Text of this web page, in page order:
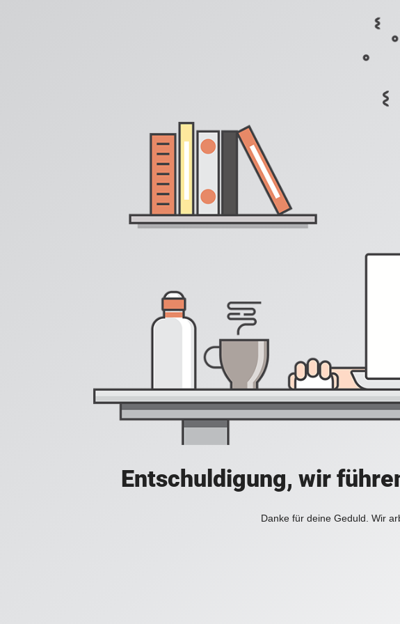
Entschuldigung, wir
Danke für deine Geduld. Wir